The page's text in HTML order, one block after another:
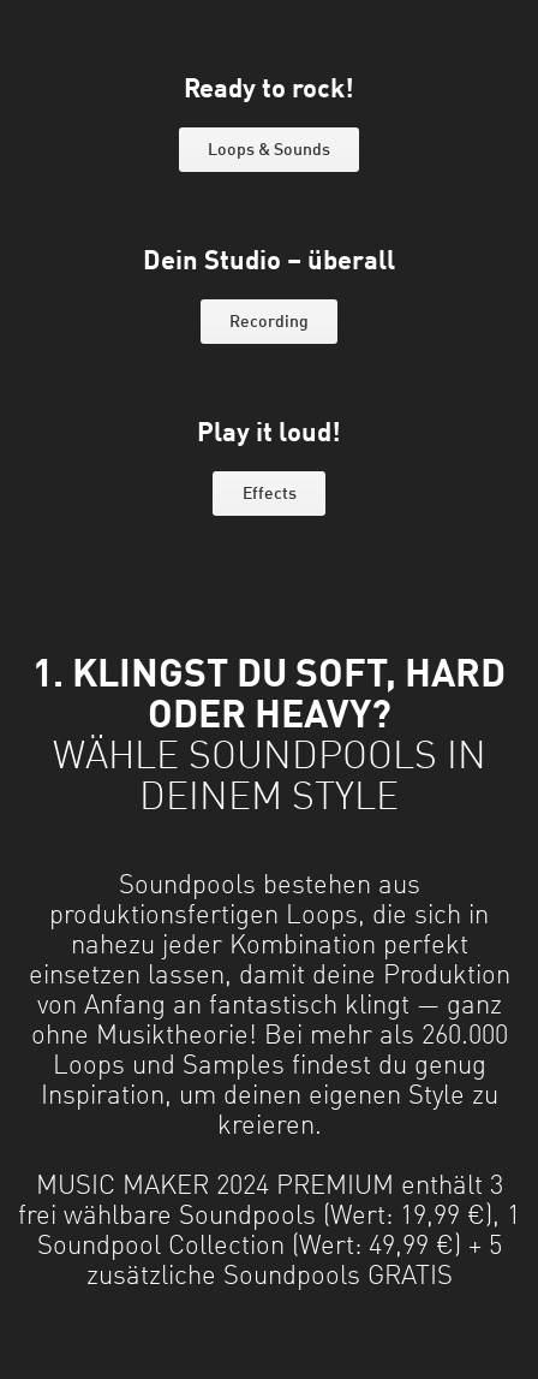
Ready to rock!
Loops & Sounds
Dein Studio – überall
Recording
Play it loud!
Effects
1. KLINGST DU SOFT, HARD
ODER HEAVY?
WÄHLE SOUNDPOOLS IN
DEINEM STYLE
Soundpools bestehen aus
produktionsfertigen Loops, die sich in
nahezu jeder Kombination perfekt
einsetzen lassen, damit deine Produktion
von Anfang an fantastisch klingt — ganz
ohne Musiktheorie! Bei mehr als 260.000
Loops und Samples findest du genug
Inspiration, um deinen eigenen Style zu
kreieren.
MUSIC MAKER 2024 PREMIUM enthält 3
frei wählbare Soundpools (Wert: 19,99 €), 1
Soundpool Collection (Wert: 49,99 €) + 5
zusätzliche Soundpools GRATIS